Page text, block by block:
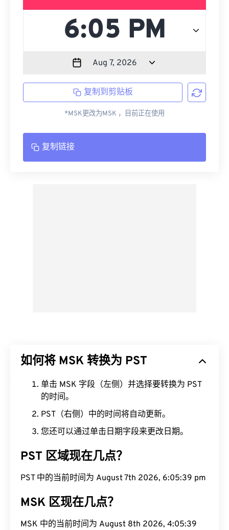
复制到剪贴板
*MSK更改为MSK ，目前正在使用
复制链接
如何将 MSK 转换为 PST
单击 MSK 字段（左侧）并选择要转换为 PST
的时间。
PST（右侧）中的时间将自动更新。
您还可以通过单击日期字段来更改日期。
PST 区域现在几点？
PST 中的当前时间为 August 7th 2026, 6:05:40 pm
MSK 区现在几点？
MSK 中的当前时间为 August 8th 2026, 4:05:40